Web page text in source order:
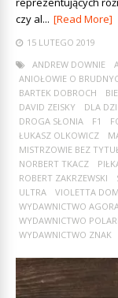
czy al... [Read More]
15 LUTEGO 2019
ANDREW DOWNIE
ANIOŁOWIE O
BARTEK DOBROCH
DAVID ZEISKY
DLA
DROGA SŁONIA
F1
ŁUKASZ OLKOWICZ
MISTRZOWIE BEZ
NORBERT TKACZ
ROBERT ZAKRZEWSKI
ULTRA
VIOLETTA
WYDAWNICTWO
WYDAWNICTWO
WYDAWNICTWO ZNAK